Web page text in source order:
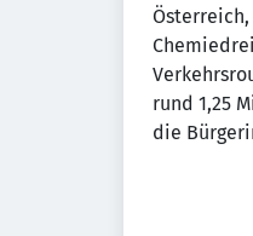
rund 1,25
die